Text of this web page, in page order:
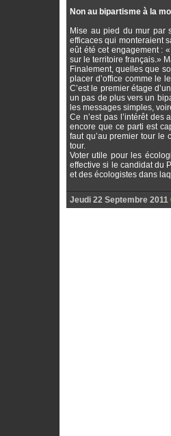
Non au bipartisme à la
Mise au pied du mur par
efficaces qui monteraient
eût été cet engagement :
sur le territoire français.»
Finalement, quelles que
placer d’office comme le
C’est le premier étage
un pas de plus vers un
les messages simples,
Ce n’est pas l’intérêt
encore que ce parti est
faut qu’au premier tour le
tour.
Voter utile pour les
effective si le candidat du
et des écologistes dans
Jeudi 22 Septembre 2011